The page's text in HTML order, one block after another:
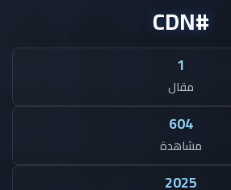
#CDN
1
مقال
604
مشاهدة
2025